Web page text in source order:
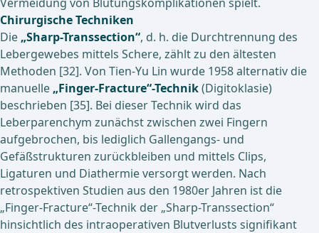
Chirurgische Techniken
Die „Sharp-Transsection“, d. h. die Durchtrennung des
Lebergewebes mittels Schere, zählt zu den ältesten
Methoden [32]. Von Tien-Yu Lin wurde 1958 alternativ die
manuelle „Finger-Fracture“-Technik(Digitoklasie)
beschrieben [35]. Bei dieser Technik wird das
Leberparenchym zunächst zwischen zwei Fingern
aufgebrochen, bis lediglich Gallengangs- und
Gefäßstrukturen zurückbleiben und mittels Clips,
Ligaturen und Diathermie versorgt werden. Nach
retrospektiven Studien aus den 1980er Jahren ist die
„Finger-Fracture“-Technik der „Sharp-Transsection“
hinsichtlich des intraoperativen Blutverlusts signifikant